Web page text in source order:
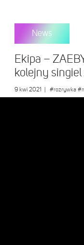
News
Ekipa –
kolejny singiel
9 kwi 2021 #rozrywka